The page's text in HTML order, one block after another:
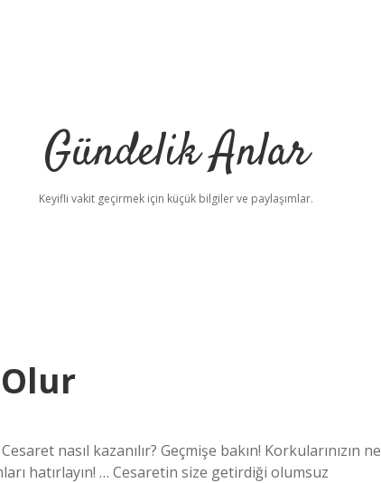
Gündelik Anlar
Keyifli vakit geçirmek için küçük bilgiler ve paylaşımlar.
nasıl kazanılır? Geçmişe bakın! Korkularınızın ne
hatırlayın! … Cesaretin size getirdiği olumsuz